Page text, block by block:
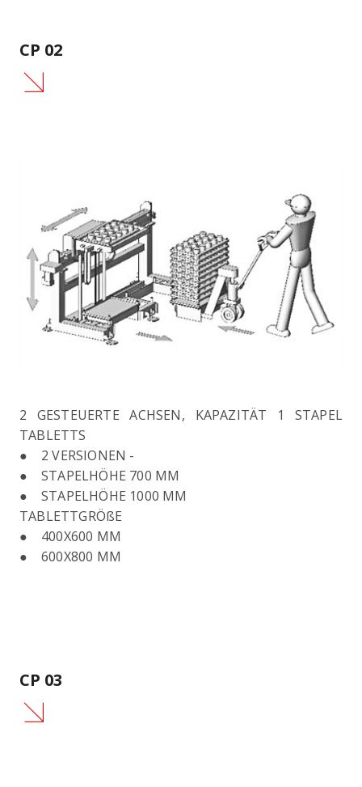
CP 02
2 GESTEUERTE ACHSEN, KAPAZITÄT 1 STAPEL
TABLETTS
● 2 VERSIONEN -
● STAPELHÖHE 700 MM
● STAPELHÖHE 1000 MM
TABLETTGRÖßE
● 400X600 MM
● 600X800 MM
CP 03